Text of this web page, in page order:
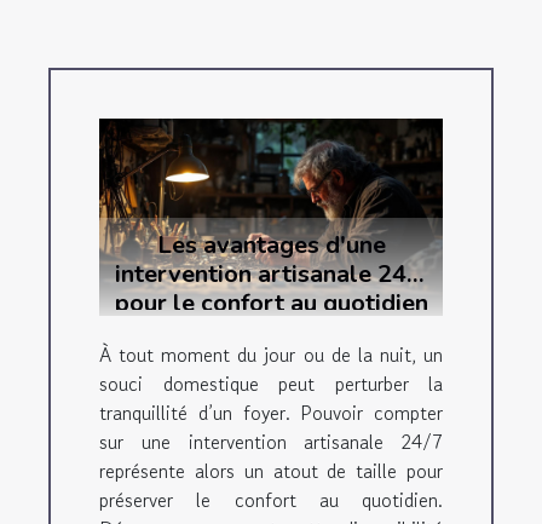
Les avantages d'une
intervention artisanale 24/7
pour le confort au quotidien
À tout moment du jour ou de la nuit, un
souci domestique peut perturber la
tranquillité d’un foyer. Pouvoir compter
sur une intervention artisanale 24/7
représente alors un atout de taille pour
préserver le confort au quotidien.